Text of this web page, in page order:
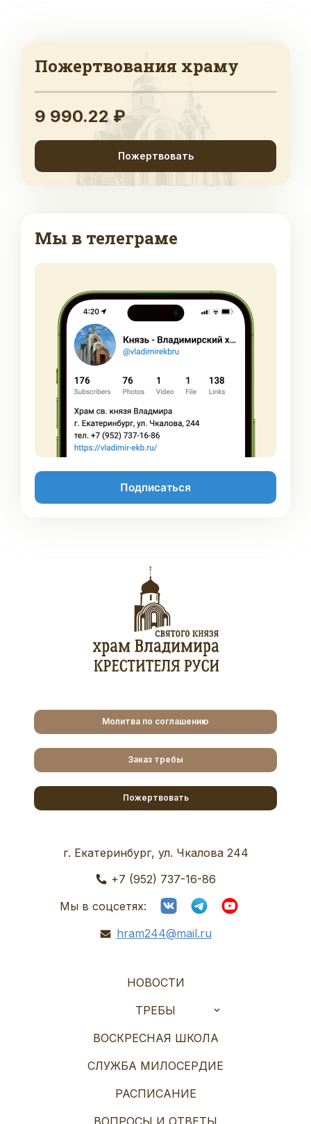
Пожертвования храму
9 990.22 ₽
Пожертвовать
Мы в телеграме
Подписаться
Молитва по соглашению
Заказ требы
Пожертвовать
г. Екатеринбург, ул. Чкалова 244
+7 (952) 737-16-86
Мы в соцсетях:
hram244@mail.ru
НОВОСТИ
ТРЕБЫ
ВОСКРЕСНАЯ ШКОЛА
СЛУЖБА МИЛОСЕРДИЕ
РАСПИСАНИЕ
ВОПРОСЫ И ОТВЕТЫ